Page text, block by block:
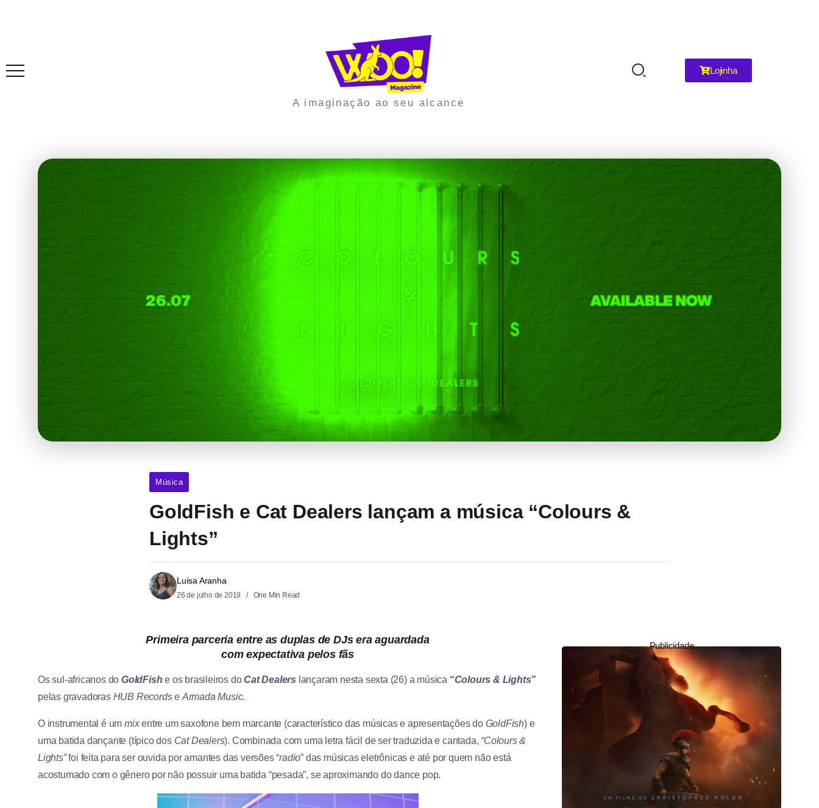
A imaginação ao seu alcance
Lojinha
Música
GoldFish e Cat Dealers lançam a música “Colours &
Lights”
Luísa Aranha
26 de julho de 2019 One Min Read
Primeira parceria entre as duplas de DJs era aguardada
com expectativa pelos fãs
Os sul-africanos do GoldFish e os brasileiros doCat Dealers lançaram nesta sexta (26) a música “Colours & Lights”
pelas gravadoras HUB Recordse Armada Music.
O instrumental é um mixentre um saxofone bem marcante (característico das músicas e apresentações do GoldFish) e
uma batida dançante (típico dos Cat Dealers). Combinada com uma letra fácil de ser traduzida e cantada, “Colours &
Lights”foi feita para ser ouvida por amantes das versões “radio” das músicas eletrônicas e até por quem não está
acostumado com o gênero por não possuir uma batida “pesada”, se aproximando do dance pop.
Publicidade